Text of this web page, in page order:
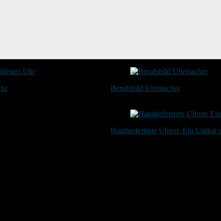
Berufsbild Uhrmacher
Handgefertigte Uhren: Ein Unikat